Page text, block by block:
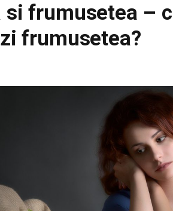
frumusetea –
frumusetea?